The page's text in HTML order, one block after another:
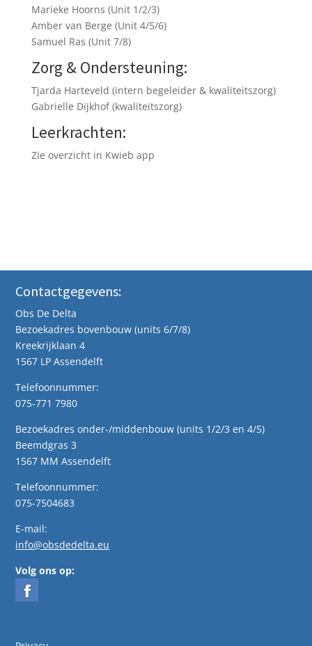
Marieke Hoorns (Unit 1/2/3)
Amber van Berge (Unit 4/5/6)
Samuel Ras (Unit 7/8)
Zorg & Ondersteuning:
Tjarda Harteveld (intern begeleider & kwaliteitszorg)
Gabrielle Dijkhof (kwaliteitszorg)
Leerkrachten:
Zie overzicht in Kwieb app
Contactgegevens:
Obs De Delta
Bezoekadres bovenbouw (units 6/7/8)
Kreekrijklaan 4
1567 LP Assendelft
Telefoonnummer:
075-771 7980
Bezoekadres onder-/middenbouw (units 1/2/3 en 4/5)
Beemdgras 3
1567 MM Assendelft
Telefoonnummer:
075-7504683
E-mail:
info@obsdedelta.eu
Volg ons op: